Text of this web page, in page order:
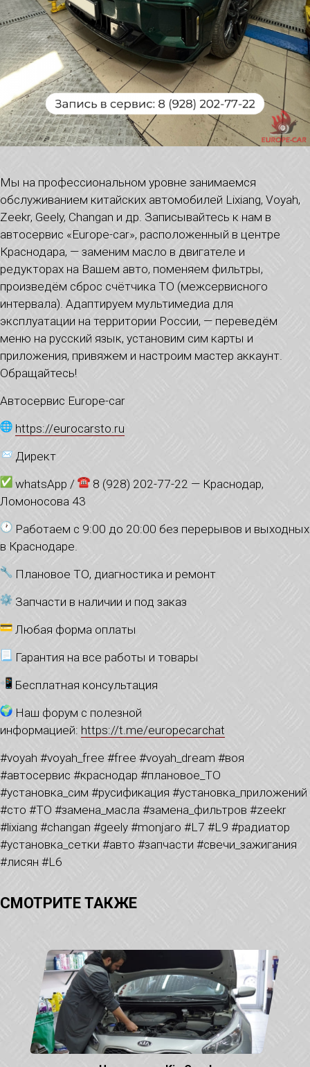
Мы на профессиональном уровне занимаемся
обслуживанием китайских автомобилей Lixiang, Voyah,
Zeekr, Geely, Changan и др. Записывайтесь к нам в
автосервис «Europe-car», расположенный в центре
Краснодара, — заменим масло в двигателе и
редукторах на Вашем авто, поменяем фильтры,
произведём сброс счётчика ТО (межсервисного
интервала). Адаптируем мультимедиа для
эксплуатации на территории России, — переведём
меню на русский язык, установим сим карты и
приложения, привяжем и настроим мастер аккаунт.
Обращайтесь!
Автосервис Europe-car
https://eurocarsto.ru
Директ
whatsApp /
8 (928) 202-77-22 — Краснодар,
Ломоносова 43
Работаем с 9:00 до 20:00 без перерывов и выходных
в Краснодаре.
Плановое ТО, диагностика и ремонт
Запчасти в наличии и под заказ
Любая форма оплаты
Гарантия на все работы и товары
Бесплатная консультация
Наш форум с полезной
информацией: https://t.me/europecarchat
#voyah #voyah_free #free #voyah_dream #воя
#автосервис #краснодар #плановое_ТО
#установка_сим #русификация #установка_приложений
#сто #ТО #замена_масла #замена_фильтров #zeekr
#lixiang #changan #geely #monjaro #L7 #L9 #радиатор
#установка_сетки #авто #запчасти #свечи_зажигания
#лисян #L6
СМОТРИТЕ ТАКЖЕ